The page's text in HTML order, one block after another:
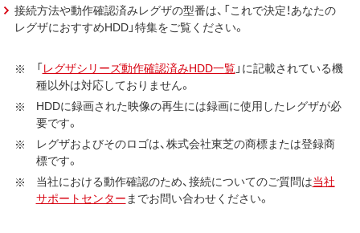
接続方法や動作確認済みレグザの型番は、「これで決定！あなたの
レグザにおすすめHDD」特集をご覧ください。
「レグザシリーズ動作確認済みHDD一覧」に記載されている機
種以外は対応しておりません。
HDDに録画された映像の再生には録画に使用したレグザが必
要です。
レグザおよびそのロゴは、株式会社東芝の商標または登録商
標です。
当社における動作確認のため、接続についてのご質問は当社
サポートセンター までお問い合わせください。